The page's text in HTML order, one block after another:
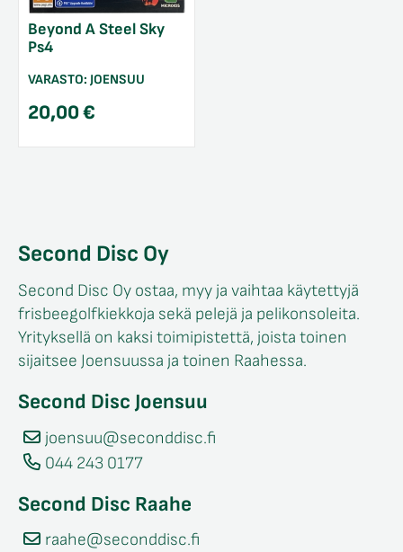
Beyond A Steel Sky
Ps4
VARASTO: JOENSUU
20,00€
Second Disc Oy
Second Disc Oy ostaa, myy ja vaihtaa käytettyjä
frisbeegolfkiekkoja sekä pelejä ja pelikonsoleita.
Yrityksellä on kaksi toimipistettä, joista toinen
sijaitsee Joensuussa ja toinen Raahessa.
Second Disc Joensuu
joensuu@seconddisc.fi
044 243 0177
Second Disc Raahe
raahe@seconddisc.fi